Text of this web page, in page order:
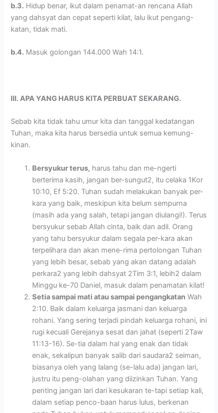
b.3. Hidup benar, ikut dalam penamat-an rencana Allah
yang dahsyat dan cepat seperti kilat, lalu ikut pengang-
katan, tidak mati.
b.4. Masuk golongan 144.000 Wah 14:1.
III. APA YANG HARUS KITA PERBUAT SEKARANG.
Sebab kita tidak tahu umur kita dan tanggal kedatangan
Tuhan, maka kita harus bersedia untuk semua kemung-
kinan.
Bersyukur terus, harus tahu dan me-ngerti
berterima kasih, jangan ber-sungut2, itu celaka 1Kor
10:10, Ef 5:20. Tuhan sudah melakukan banyak per-
kara yang baik, meskipun kita belum sempurna
(masih ada yang salah, tetapi jangan diulangi!). Terus
bersyukur sebab Allah cinta, baik dan adil. Orang
yang tahu bersyukur dalam segala per-kara akan
terpelihara dan akan mene-rima pertolongan Tuhan
yang lebih besar, sebab yang akan datang adalah
perkara2 yang lebih dahsyat 2Tim 3:1, lebih2 dalam
Minggu ke-70 Daniel, masuk dalam penamatan kilat!
Setia sampai mati atau sampai pengangkatan Wah
2:10. Baik dalam keluarga jasmani dan keluarga
rohani. Yang sering terjadi pindah keluarga rohani, ini
rugi kecuali Gerejanya sesat dan jahat (seperti 2Taw
11:13-16). Se-tia dalam hal yang enak dan tidak
enak, sekalipun banyak salib dari saudara2 seiman,
biasanya oleh yang lalang (se-lalu ada) jangan lari,
justru itu peng-olahan yang diizinkan Tuhan. Yang
penting jangan lari dari kesukaran te-tapi setiap kali,
dalam setiap penco-baan harus lulus, berkenan